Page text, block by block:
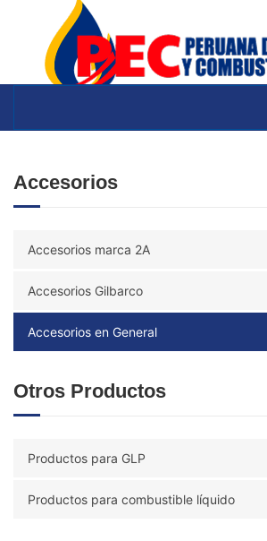
Accesorios
Accesorios marca 2A
Accesorios Gilbarco
Accesorios en General
Otros Productos
Productos para GLP
Productos para combustible líquido